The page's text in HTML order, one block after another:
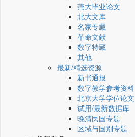
燕大毕业论文
北大文库
名家专藏
革命文献
数字特藏
其他
最新/精选资源
新书通报
数字教学参考资料
北京大学学位论文
试用/最新数据库
晚清民国专题
区域与国别专题